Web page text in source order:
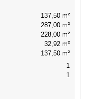
137,50 m²
287,00 m²
228,00 m²
32,92 m²
137,50 m²
1
1